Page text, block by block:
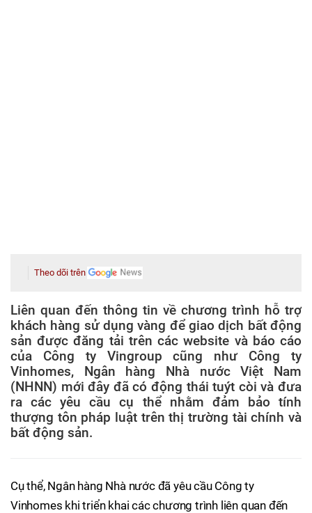
Theo dõi trên
Liên quan đến thông tin về chương trình hỗ trợ
khách hàng sử dụng vàng để giao dịch bất động
sản được đăng tải trên các website và báo cáo
của Công ty Vingroup cũng như Công ty
Vinhomes, Ngân hàng Nhà nước Việt Nam
(NHNN) mới đây đã có động thái tuýt còi và đưa
ra các yêu cầu cụ thể nhằm đảm bảo tính
thượng tôn pháp luật trên thị trường tài chính và
bất động sản.
Cụ thể, Ngân hàng Nhà nước đã yêu cầu Công ty
Vinhomes khi triển khai các chương trình liên quan đến